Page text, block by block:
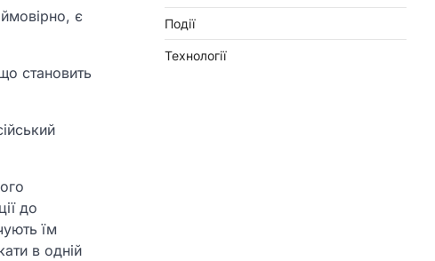
є
становить
до
їм
в одній
Події
Технології